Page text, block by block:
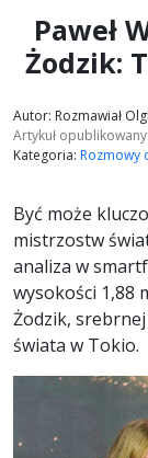
Paweł
Żodzik:
Autor: Rozmawiał
Artykuł
Kategoria: Rozmowy
Być może
mistrzostw
analiza w
wysokości 1,88
Żodzik,
świata w Tokio.